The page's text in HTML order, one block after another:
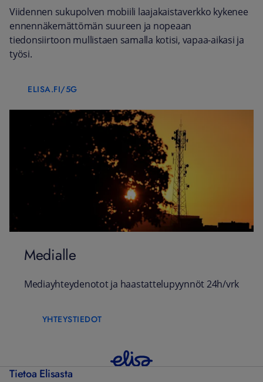
Viidennen sukupolven mobiili laajakaistaverkko kykenee
ennennäkemättömän suureen ja nopeaan
tiedonsiirtoon mullistaen samalla kotisi, vapaa-aikasi ja
työsi.
ELISA.FI/5G
Medialle
Mediayhteydenotot ja haastattelupyynnöt 24h/vrk
YHTEYSTIEDOT
Tietoa Elisasta